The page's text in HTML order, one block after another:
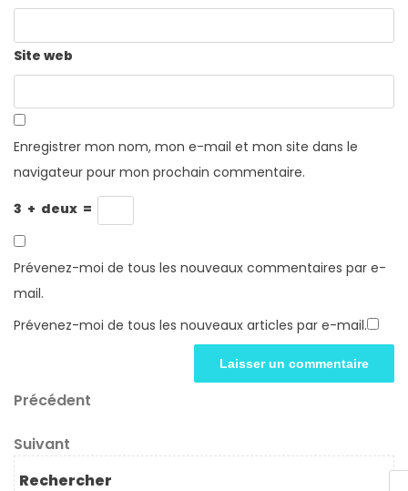
Site web
Enregistrer mon nom, mon e-mail et mon site dans le
navigateur pour mon prochain commentaire.
3 + deux =
Prévenez-moi de tous les nouveaux commentaires par e-
mail.
Prévenez-moi de tous les nouveaux articles par e-mail.
Navigation
de
l’article
Article
Précédent
Article
suivant
Suivant
Rechercher